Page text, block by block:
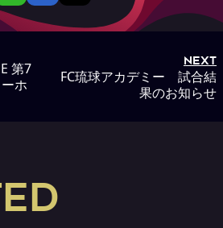
第7
ホ
NEXT
FC琉球アカデミー 試合結
果のお知らせ